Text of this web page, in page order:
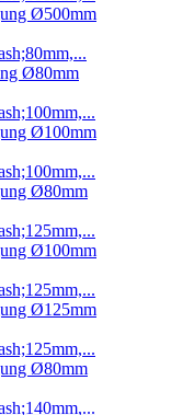
Ø500mm
Ø80mm
Ø100mm
Ø80mm
Ø100mm
Ø125mm
Ø80mm